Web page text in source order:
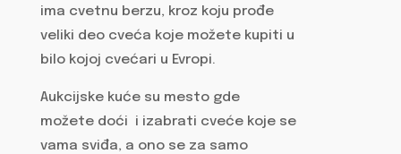
ima cvetnu berzu, kroz koju prođe
veliki deo cveća koje možete kupiti u
bilo kojoj cvećari u Evropi.
Aukcijske kuće su mesto gde
možete doći i izabrati cveće koje se
vama sviđa, a ono se za samo